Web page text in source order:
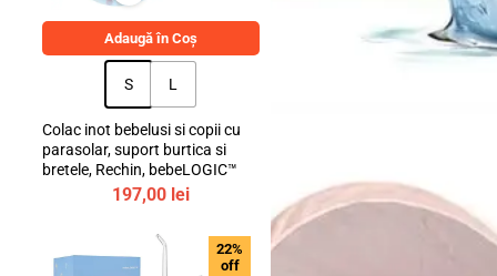
Adaugă în Coș
S L
Colac inot bebelusi si copii cu
parasolar, suport burtica si
bretele, Rechin, bebeLOGIC™
197,00 lei
22%
off
Igienă dentară